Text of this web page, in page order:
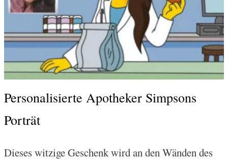
Personalisierte Apotheker Simpsons
Porträt
Dieses witzige Geschenk wird an den Wänden des